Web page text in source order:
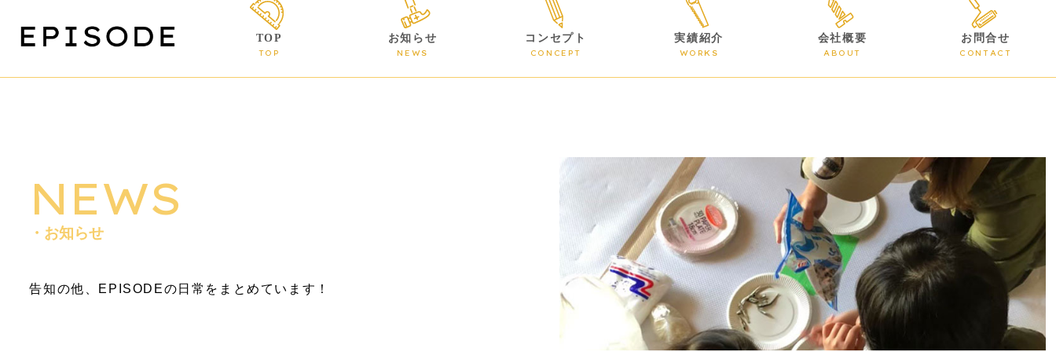
TOP
TOP
お知らせ
NEWS
コンセプト
CONCEPT
実績紹介
WORKS
会社概要
ABOUT
お問合せ
CONTACT
NEWS
・お知らせ
告知の他、EPISODEの日常をまとめています！